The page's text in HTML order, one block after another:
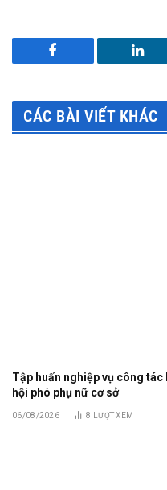
Facebook
CÁC BÀI VIẾT KHÁC
Tập huấn nghiệp vụ công
hội phó phụ nữ cơ sở
06/08/2026 8 LƯỢT XEM